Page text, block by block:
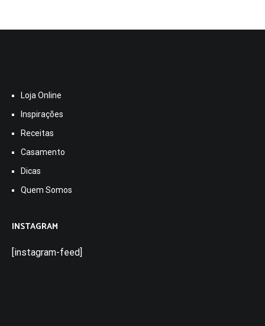
Loja Online
Inspirações
Receitas
Casamento
Dicas
Quem Somos
INSTAGRAM
[instagram-feed]